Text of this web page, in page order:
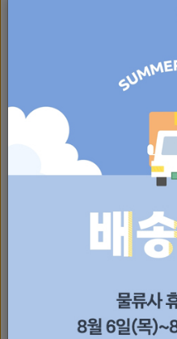
[물류 출고 도서] 괴물 장미